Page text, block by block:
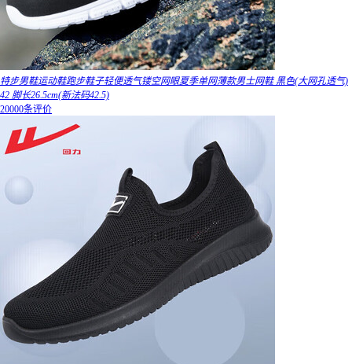
特步男鞋运动鞋跑步鞋子轻便透气镂空网眼夏季单网薄款男士网鞋 黑色(大网孔透气)
42 脚长26.5cm(新法码42.5)
20000条评价